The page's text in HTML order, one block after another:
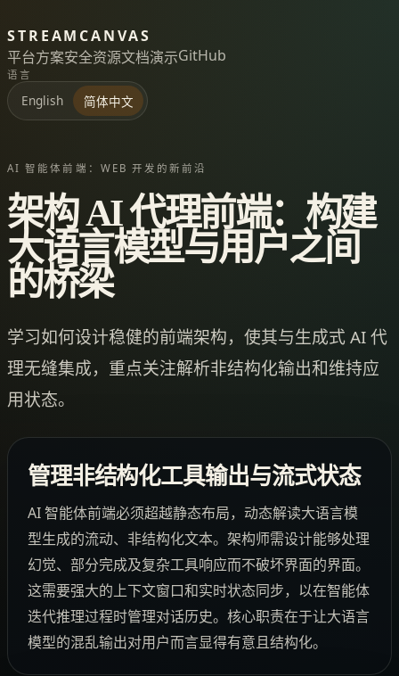
STREAMCANVAS
平台方案安全资源文档演示GitHub
语言
English 简体中文
AI 智能体前端：WEB 开发的新前沿
架构 AI 代理前端：构建
大语言模型与用户之间
的桥梁
学习如何设计稳健的前端架构，使其与生成式 AI 代
理无缝集成，重点关注解析非结构化输出和维持应
用状态。
管理非结构化工具输出与流式状态
AI 智能体前端必须超越静态布局，动态解读大语言模
型生成的流动、非结构化文本。架构师需设计能够处理
幻觉、部分完成及复杂工具响应而不破坏界面的界面。
这需要强大的上下文窗口和实时状态同步，以在智能体
迭代推理过程时管理对话历史。核心职责在于让大语言
模型的混乱输出对用户而言显得有意且结构化。